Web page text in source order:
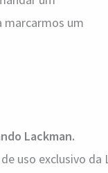
marcarmos um
Lackman.
uso exclusivo da